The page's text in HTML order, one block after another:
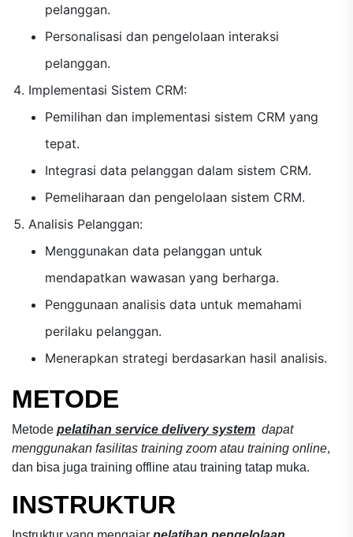
pelanggan.
Personalisasi dan pengelolaan interaksi
pelanggan.
Implementasi Sistem CRM:
Pemilihan dan implementasi sistem CRM yang
tepat.
Integrasi data pelanggan dalam sistem CRM.
Pemeliharaan dan pengelolaan sistem CRM.
Analisis Pelanggan:
Menggunakan data pelanggan untuk
mendapatkan wawasan yang berharga.
Penggunaan analisis data untuk memahami
perilaku pelanggan.
Menerapkan strategi berdasarkan hasil analisis.
METODE
Metode pelatihan service delivery system dapat
menggunakan fasilitas training zoom atau training online,
dan bisa juga training offline atau training tatap muka.
INSTRUKTUR